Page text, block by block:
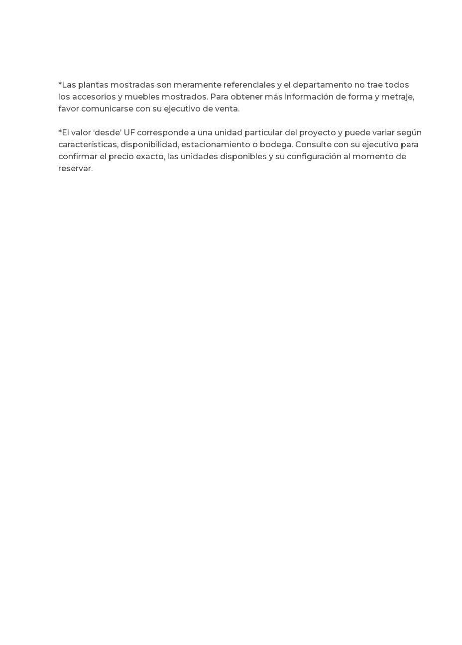
*Las plantas mostradas son meramente referenciales y el departamento no trae todos
los accesorios y muebles mostrados. Para obtener más información de forma y metraje,
favor comunicarse con su ejecutivo de venta.
*El valor ‘desde’ UF corresponde a una unidad particular del proyecto y puede variar según
características, disponibilidad, estacionamiento o bodega. Consulte con su ejecutivo para
confirmar el precio exacto, las unidades disponibles y su configuración al momento de
reservar.